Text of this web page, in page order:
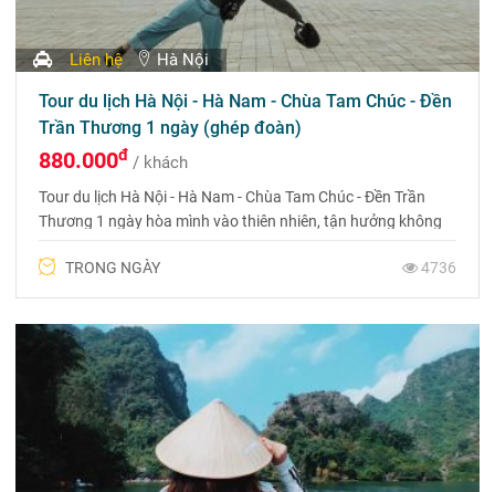
Liên hệ Hà Nội
Tour du lịch Hà Nội - Hà Nam - Chùa Tam Chúc - Đền
Trần Thương 1 ngày (ghép đoàn)
880.000đ / khách
Tour du lịch Hà Nội - Hà Nam - Chùa Tam Chúc - Đền Trần
Thương 1 ngày hòa mình vào thiên nhiên, tận hưởng không
TRONG NGÀY
4736